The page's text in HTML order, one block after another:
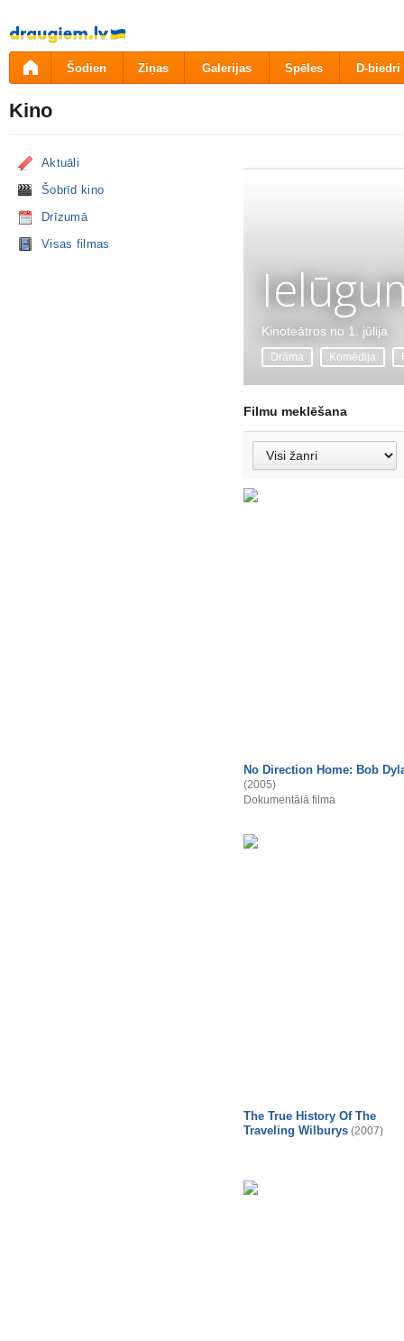
Pāriet
uz
saturu
Šodien Ziņas Galerijas Spēles D-biedri
Kino
Aktuāli
Šobrīd kino
Drīzumā
Visas filmas
Kinoteātros no 1. jūlija
Drāma Komēdija
Filmu meklēšana
No Direction Home: Bob
(2005)
Dokumentālā filma
The True History Of The
Traveling Wilburys (2007)